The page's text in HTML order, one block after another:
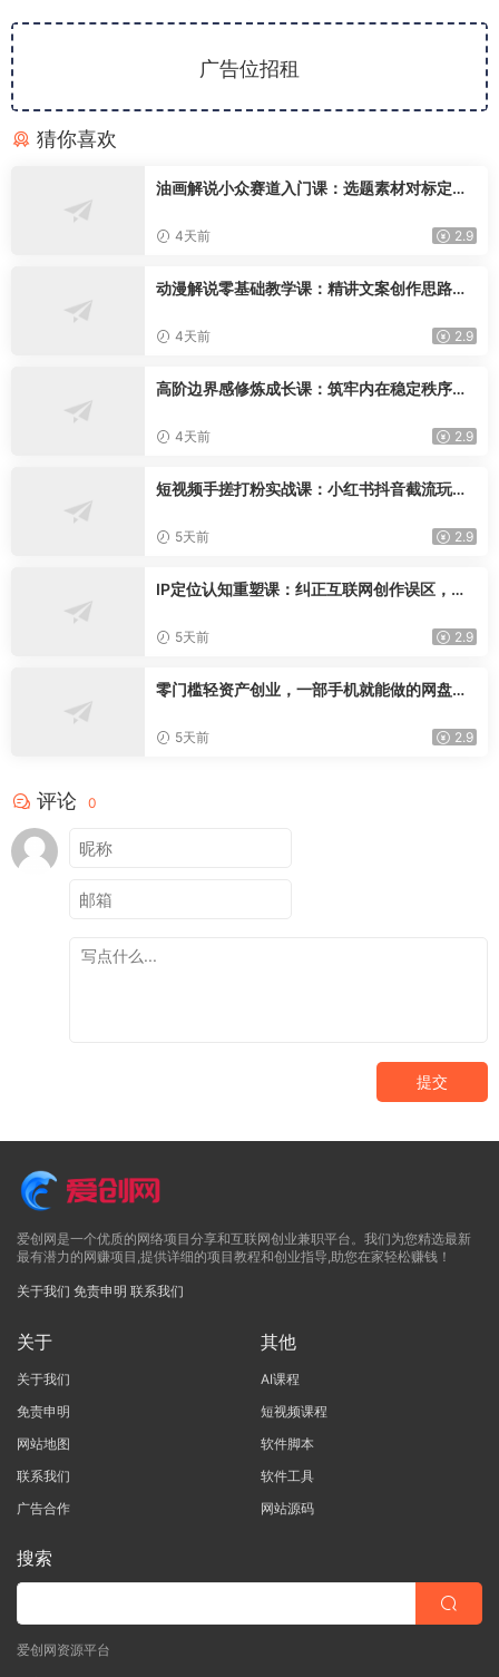
广告位招租
猜你喜欢
油画解说小众赛道入门课：选题素材对标定
4天前 2.9
动漫解说零基础教学课：精讲文案创作思路，
4天前 2.9
高阶边界感修炼成长课：筑牢内在稳定秩序，
4天前 2.9
短视频手搓打粉实战课：小红书抖音截流玩
5天前 2.9
IP定位认知重塑课：纠正互联网创作误区，深
5天前 2.9
零门槛轻资产创业，一部手机就能做的网盘拉
5天前 2.9
评论 0
提交
爱创网是一个优质的网络项目分享和互联网创业兼职平台。我们为您精选最新
最有潜力的网赚项目,提供详细的项目教程和创业指导,助您在家轻松赚钱！
关于我们 免责申明 联系我们
关于
关于我们
免责申明
网站地图
联系我们
广告合作
其他
AI课程
短视频课程
软件脚本
软件工具
网站源码
搜索
爱创网资源平台